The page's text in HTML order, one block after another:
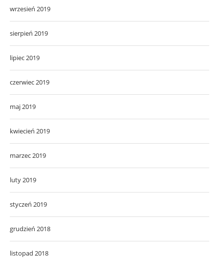
wrzesień 2019
sierpień 2019
lipiec 2019
czerwiec 2019
maj 2019
kwiecień 2019
marzec 2019
luty 2019
styczeń 2019
grudzień 2018
listopad 2018